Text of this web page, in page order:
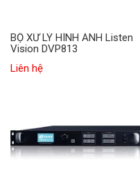
BỘ XỬ LÝ HÌNH ẢNH Listen
Vision DVP813
Liên hệ